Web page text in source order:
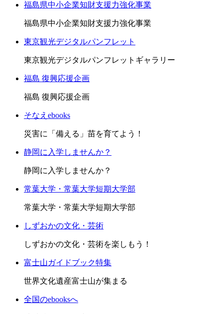
福島県中小企業知財支援力強化事業
福島県中小企業知財支援力強化事業
東京観光デジタルパンフレット
東京観光デジタルパンフレットギャラリー
福島 復興応援企画
福島 復興応援企画
そなえebooks
災害に「備える」苗を育てよう！
静岡に入学しませんか？
静岡に入学しませんか？
常葉大学・常葉大学短期大学部
常葉大学・常葉大学短期大学部
しずおかの文化・芸術
しずおかの文化・芸術を楽しもう！
富士山ガイドブック特集
世界文化遺産富士山が集まる
全国のebooksへ